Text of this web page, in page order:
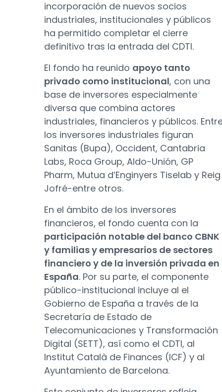
incorporación de nuevos socios
industriales, institucionales y públicos
ha permitido completar el cierre
definitivo tras la entrada del CDTI.
El fondo ha reunido apoyo tanto
privado como institucional, con una
base de inversores especialmente
diversa que combina actores
industriales, financieros y públicos.
los inversores industriales figuran
Sanitas (Bupa), Occident, Cantabria
Labs, Roca Group, Aldo-Unión, GP
Pharm, Mutua d’Enginyers Tiselab y Reig
Jofré-entre otros.
En el ámbito de los inversores
financieros, el fondo cuenta con la
participación notable del banco CBNK
y familias y empresarios de sectores
financiero y de la inversión privada en
España. Por su parte, el componente
público-institucional incluye al el
Gobierno de España a través de la
Secretaría de Estado de
Telecomunicaciones y Transformación
Digital (SETT), así como el CDTI, al
Institut Català de Finances (ICF) y al
Ayuntamiento de Barcelona.